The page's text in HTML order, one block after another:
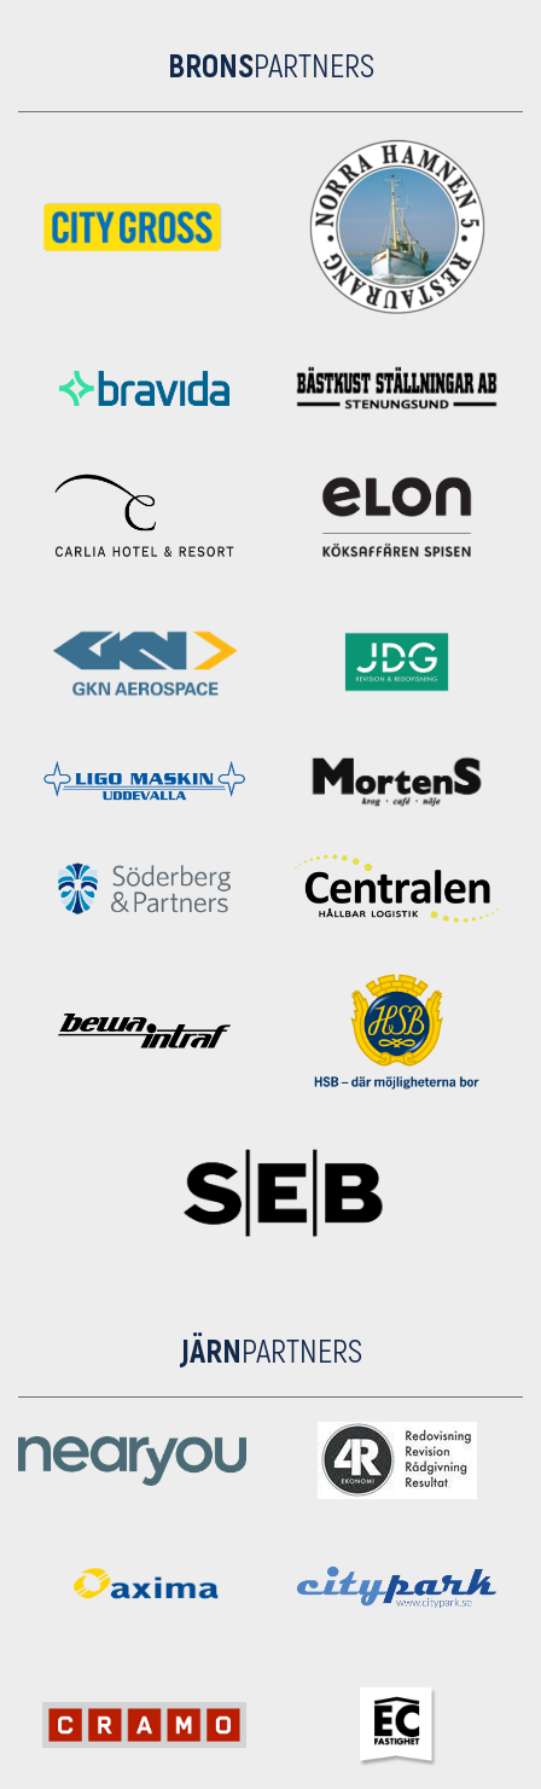
BRONSPARTNERS
JÄRNPARTNERS